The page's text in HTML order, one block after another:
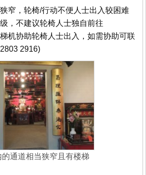
窄，轮椅/行动不便人士出入较困难
，不建议轮椅人士独自前往
机协助轮椅人士出入，如需协助可联
2916)
通道相当狭窄且有楼梯